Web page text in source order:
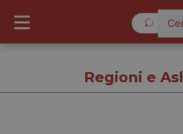
Regioni e Asl